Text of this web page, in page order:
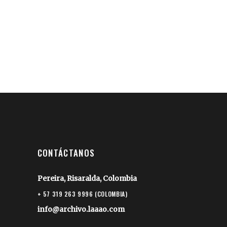
CONTÁCTANOS
Pereira, Risaralda, Colombia
+ 57 319 263 9996 (COLOMBIA)
info@archivo.laaao.com